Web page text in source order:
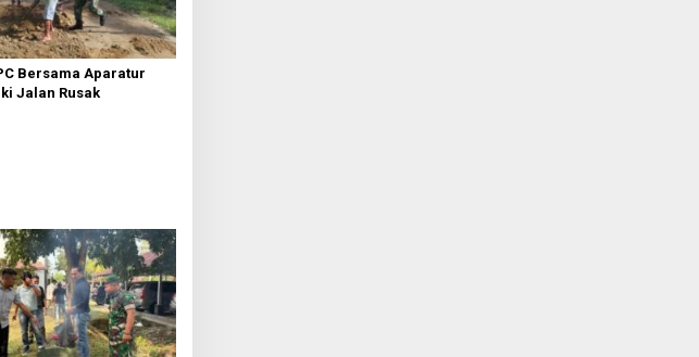
Bersama Aparatur
Jalan Rusak